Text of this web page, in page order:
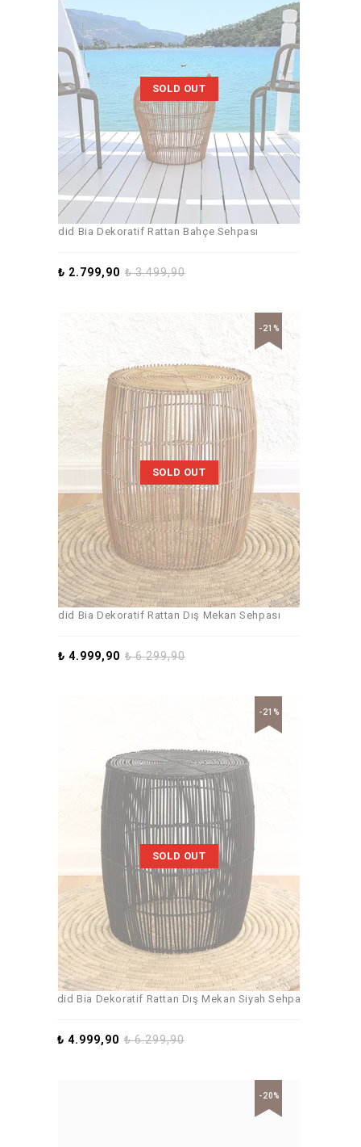
SOLD OUT
did Bia Dekoratif Rattan Bahçe Sehpası
₺3.499,90
₺ 2.799,90
SOLD OUT
-21%
did Bia Dekoratif Rattan Dış Mekan Sehpası
₺6.299,90
₺ 4.999,90
SOLD OUT
-21%
did Bia Dekoratif Rattan Dış Mekan Siyah Sehpa
₺6.299,90
₺ 4.999,90
-20%